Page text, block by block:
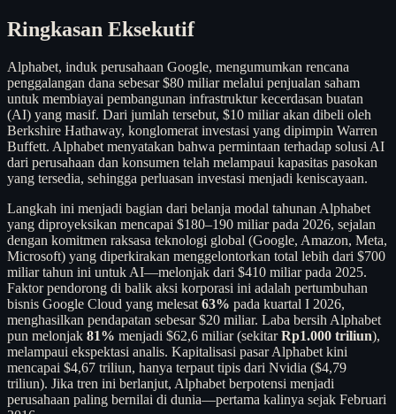
Ringkasan Eksekutif
Alphabet, induk perusahaan Google, mengumumkan rencana
penggalangan dana sebesar $80 miliar melalui penjualan saham
untuk membiayai pembangunan infrastruktur kecerdasan buatan
(AI) yang masif. Dari jumlah tersebut, $10 miliar akan dibeli oleh
Berkshire Hathaway, konglomerat investasi yang dipimpin Warren
Buffett. Alphabet menyatakan bahwa permintaan terhadap solusi AI
dari perusahaan dan konsumen telah melampaui kapasitas pasokan
yang tersedia, sehingga perluasan investasi menjadi keniscayaan.
Langkah ini menjadi bagian dari belanja modal tahunan Alphabet
yang diproyeksikan mencapai $180–190 miliar pada 2026, sejalan
dengan komitmen raksasa teknologi global (Google, Amazon, Meta,
Microsoft) yang diperkirakan menggelontorkan total lebih dari $700
miliar tahun ini untuk AI—melonjak dari $410 miliar pada 2025.
Faktor pendorong di balik aksi korporasi ini adalah pertumbuhan
bisnis Google Cloud yang melesat 63% pada kuartal I 2026,
menghasilkan pendapatan sebesar $20 miliar. Laba bersih Alphabet
pun melonjak 81% menjadi $62,6 miliar (sekitarRp1.000 triliun),
melampaui ekspektasi analis. Kapitalisasi pasar Alphabet kini
mencapai $4,67 triliun, hanya terpaut tipis dari Nvidia ($4,79
triliun). Jika tren ini berlanjut, Alphabet berpotensi menjadi
perusahaan paling bernilai di dunia—pertama kalinya sejak Februari